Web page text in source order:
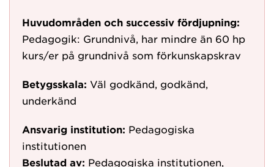
Huvudområden och successiv fördjupning:
Pedagogik: Grundnivå, har mindre än 60 hp
kurs/er på grundnivå som förkunskapskrav
Betygsskala: Väl godkänd, godkänd,
underkänd
Ansvarig institution: Pedagogiska
institutionen
Beslutad av: Pedagogiska institutionen,